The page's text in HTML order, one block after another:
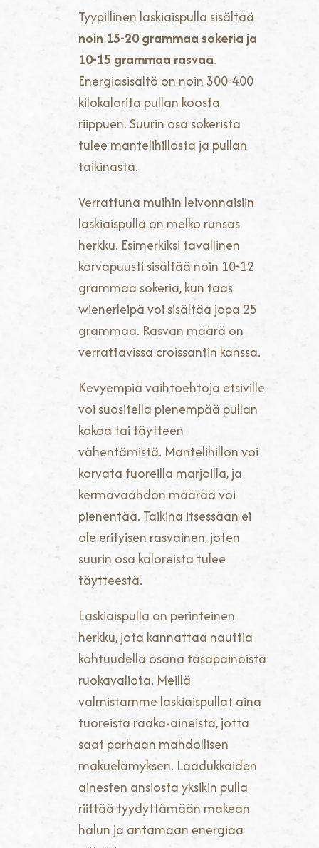
Tyypillinen laskiaispulla sisältää
noin 15-20 grammaa sokeria ja
10-15 grammaa rasvaa.
Energiasisältö on noin 300-400
kilokalorita pullan koosta
riippuen. Suurin osa sokerista
tulee mantelihillosta ja pullan
taikinasta.
Verrattuna muihin leivonnaisiin
laskiaispulla on melko runsas
herkku. Esimerkiksi tavallinen
korvapuusti sisältää noin 10-12
grammaa sokeria, kun taas
wienerleipä voi sisältää jopa 25
grammaa. Rasvan määrä on
verrattavissa croissantin kanssa.
Kevyempiä vaihtoehtoja etsiville
voi suositella pienempää pullan
kokoa tai täytteen
vähentämistä. Mantelihillon voi
korvata tuoreilla marjoilla, ja
kermavaahdon määrää voi
pienentää. Taikina itsessään ei
ole erityisen rasvainen, joten
suurin osa kaloreista tulee
täytteestä.
Laskiaispulla on perinteinen
herkku, jota kannattaa nauttia
kohtuudella osana tasapainoista
ruokavaliota. Meillä
valmistamme laskiaispullat aina
tuoreista raaka-aineista, jotta
saat parhaan mahdollisen
makuelämyksen. Laadukkaiden
ainesten ansiosta yksikin pulla
riittää tyydyttämään makean
halun ja antamaan energiaa